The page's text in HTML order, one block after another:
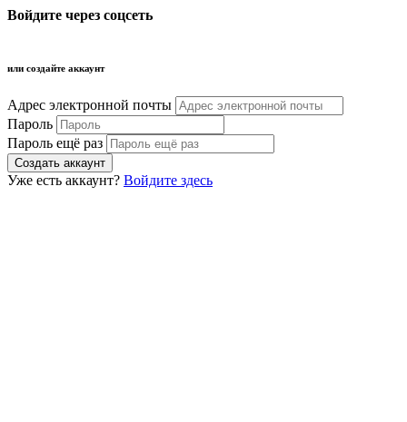
Войдите через соцсеть
или создайте аккаунт
Адрес электронной почты
Пароль
Пароль ещё раз
Уже есть аккаунт? Войдите здесь